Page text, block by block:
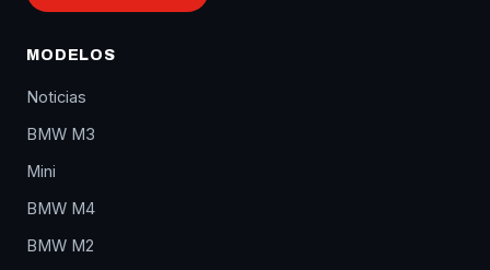
MODELOS
Noticias
BMW M3
Mini
BMW M4
BMW M2